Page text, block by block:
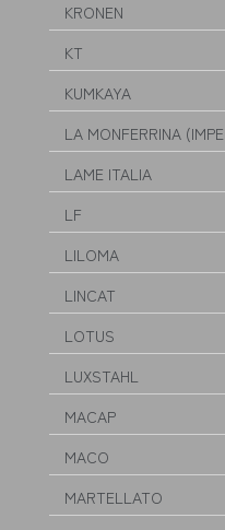
KRONEN
KT
KUMKAYA
LA MONFERRINA
LAME ITALIA
LF
LILOMA
LINCAT
LOTUS
LUXSTAHL
MACAP
MACO
MARTELLATO